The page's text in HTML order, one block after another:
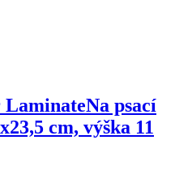
LaminateNa psací
cm, výška 11